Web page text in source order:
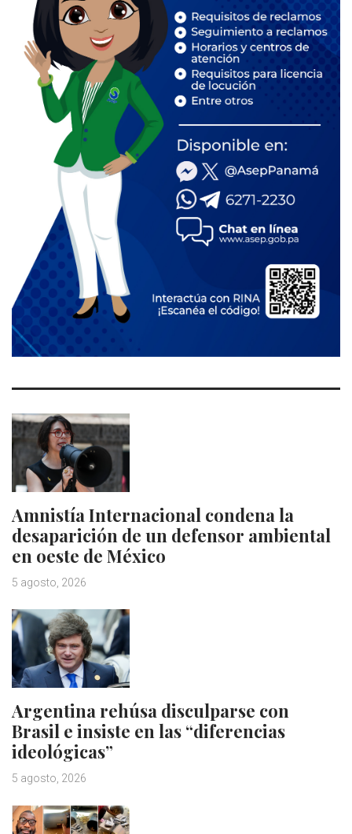
Amnistía Internacional condena la
desaparición de un defensor ambiental
en oeste de México
5 agosto, 2026
Argentina rehúsa disculparse con
Brasil e insiste en las “diferencias
ideológicas”
5 agosto, 2026